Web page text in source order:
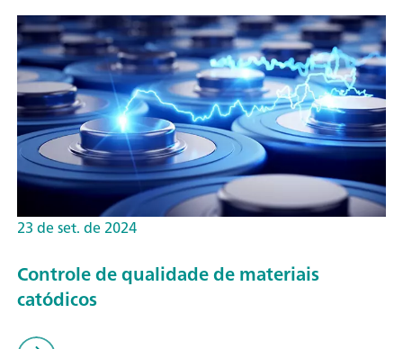
23 de set. de 2024
Controle de qualidade de materiais
catódicos